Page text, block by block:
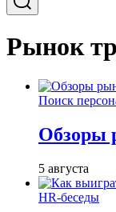
Рынок
Поиск
Обзоры
5 августа
HR-беседы